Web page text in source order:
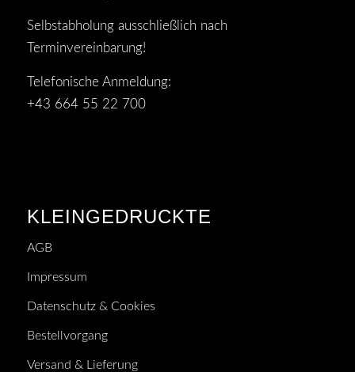
Selbstabholung ausschließlich nach
Terminvereinbarung!
Telefonische Anmeldung:
+43 664 55 22 700
KLEINGEDRUCKTE
AGB
Impressum
Datenschutz & Cookies
Bestellvorgang
Versand & Lieferung